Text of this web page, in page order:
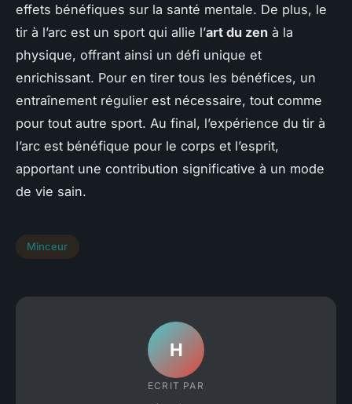
effets bénéfiques sur la santé mentale. De plus, le
tir à l’arc est un sport qui allie l’art du zen à la
physique, offrant ainsi un défi unique et
enrichissant. Pour en tirer tous les bénéfices, un
entraînement régulier est nécessaire, tout comme
pour tout autre sport. Au final, l’expérience du tir à
l’arc est bénéfique pour le corps et l’esprit,
apportant une contribution significative à un mode
de vie sain.
Minceur
H
ECRIT PAR